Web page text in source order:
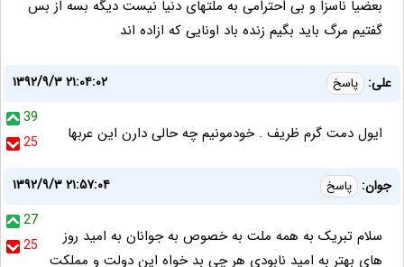
بعضیا ناسزا و بی احترامی به ملتهای دنیا نیست دیگه بسه از بس
گفتیم مرگ باید بگیم زنده باد اونایی که ازاده اند
علی: پاسخ
۱۳۹۲/۹/۳ ۲۱:۰۴:۰۲
39
25
ایول دمت گرم ظریف . خودمونیم چه حالی دارن این عربها
جوان: پاسخ
۱۳۹۲/۹/۳ ۲۱:۵۷:۰۴
27
25
سلام تبریک به همه ملت به خصوص به جوانان به امید روز
های بهتر به امید نابودی هر چی بد خواه این دولت و مملکت